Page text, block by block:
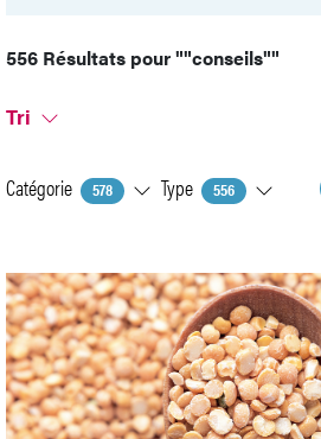
556 Résultats pour""conseils""
Tri
Catégorie 578 Type 556